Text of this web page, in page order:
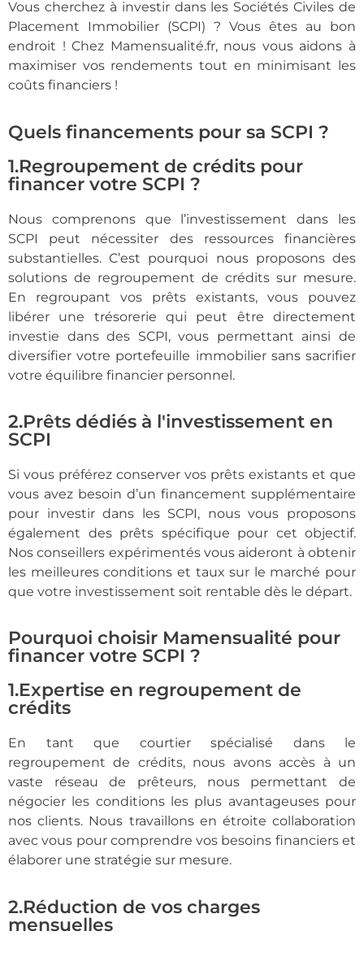
Vous cherchez à investir dans les Sociétés Civiles de
Placement Immobilier (SCPI) ? Vous êtes au bon
endroit ! Chez Mamensualité.fr, nous vous aidons à
maximiser vos rendements tout en minimisant les
coûts financiers !
Quels financements pour sa SCPI ?
1.Regroupement de crédits pour
financer votre SCPI ?
Nous comprenons que l’investissement dans les
SCPI peut nécessiter des ressources financières
substantielles. C’est pourquoi nous proposons des
solutions de regroupement de crédits sur mesure.
En regroupant vos prêts existants, vous pouvez
libérer une trésorerie qui peut être directement
investie dans des SCPI, vous permettant ainsi de
diversifier votre portefeuille immobilier sans sacrifier
votre équilibre financier personnel.
2.Prêts dédiés à l'investissement en
SCPI
Si vous préférez conserver vos prêts existants et que
vous avez besoin d’un financement supplémentaire
pour investir dans les SCPI, nous vous proposons
également des prêts spécifique pour cet objectif.
Nos conseillers expérimentés vous aideront à obtenir
les meilleures conditions et taux sur le marché pour
que votre investissement soit rentable dès le départ.
Pourquoi choisir Mamensualité pour
financer votre SCPI ?
1.Expertise en regroupement de
crédits
En tant que courtier spécialisé dans le
regroupement de crédits, nous avons accès à un
vaste réseau de prêteurs, nous permettant de
négocier les conditions les plus avantageuses pour
nos clients. Nous travaillons en étroite collaboration
avec vous pour comprendre vos besoins financiers et
élaborer une stratégie sur mesure.
2.Réduction de vos charges
mensuelles